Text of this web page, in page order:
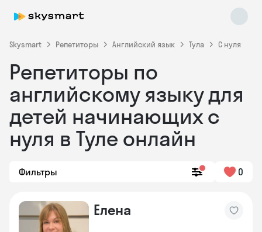
Skysmart Репетиторы Английский язык Тула С нуля
Репетиторы по
английскому языку для
детей начинающих с
нуля в Туле онлайн
Фильтры 0
Елена
Skysmart Chat